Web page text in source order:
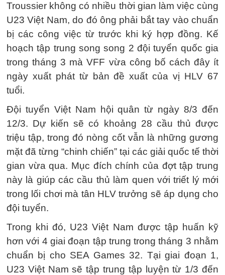
Troussier không có nhiều thời gian làm việc cùng
U23 Việt Nam, do đó ông phải bắt tay vào chuẩn
bị các công việc từ trước khi ký hợp đồng. Kế
hoạch tập trung song song 2 đội tuyển quốc gia
trong tháng 3 mà VFF vừa công bố cách đây ít
ngày xuất phát từ bản đề xuất của vị HLV 67
tuổi.
Đội tuyển Việt Nam hội quân từ ngày 8/3 đến
12/3. Dự kiến sẽ có khoảng 28 cầu thủ được
triệu tập, trong đó nòng cốt vẫn là những gương
mặt đã từng “chinh chiến” tại các giải quốc tế thời
gian vừa qua. Mục đích chính của đợt tập trung
này là giúp các cầu thủ làm quen với triết lý mới
trong lối chơi mà tân HLV trưởng sẽ áp dụng cho
đội tuyển.
Trong khi đó, U23 Việt Nam được tập huấn kỹ
hơn với 4 giai đoạn tập trung trong tháng 3 nhằm
chuẩn bị cho SEA Games 32. Tại giai đoạn 1,
U23 Việt Nam sẽ tập trung tập luyện từ 1/3 đến